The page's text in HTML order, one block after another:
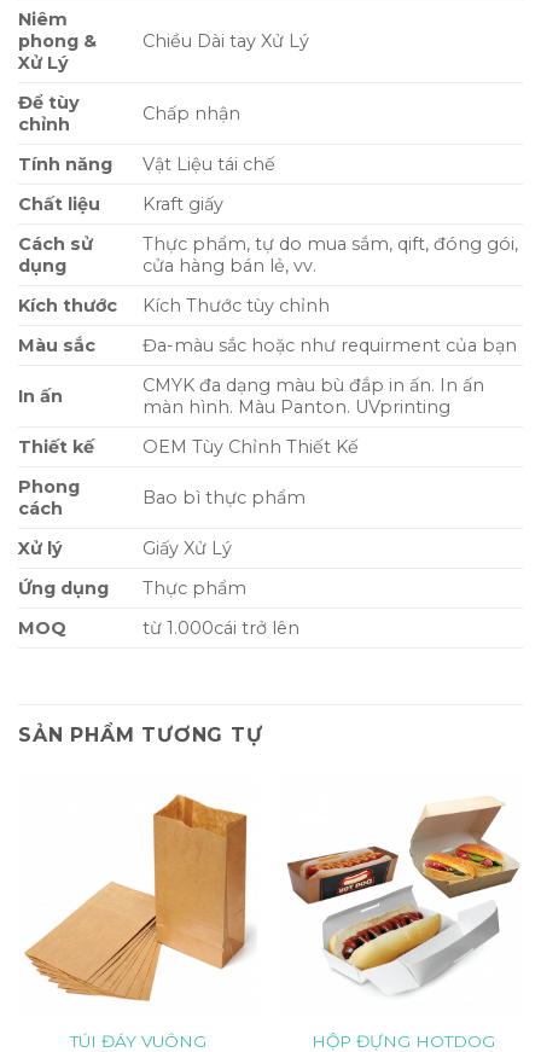
Niêm
phong &
Xử Lý
Chiều Dài tay Xử Lý
Để tùy
chỉnh
Chấp nhận
Tính năng
Vật Liệu tái chế
Chất liệu
Kraft giấy
Cách sử
dụng
Thực phẩm, tự do mua sắm, qift, đóng gói,
cửa hàng bán lẻ, vv.
Kích thước
Kích Thước tùy chỉnh
Màu sắc
Đa-màu sắc hoặc như requirment của bạn
In ấn
CMYK đa dạng màu bù đắp in ấn. In ấn
màn hình. Màu Panton. UVprinting
Thiết kế
OEM Tùy Chỉnh Thiết Kế
Phong
cách
Bao bì thực phẩm
Xử lý
Giấy Xử Lý
Ứng dụng
Thực phẩm
MOQ
từ 1.000cái trở lên
SẢN PHẨM TƯƠNG TỰ
TÚI ĐÁY VUÔNG HỘP ĐỰNG HOTDOG